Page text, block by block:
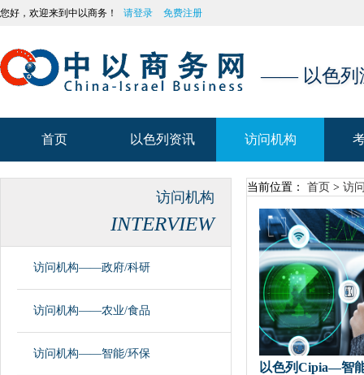
您好，欢迎来到中以商务！ 请登录 免费注册
—— 以色列
首页 以色列资讯 访问机构
访问机构
访问机构
INTERVIEW
访问机构——政府/科研
访问机构——农业/食品
访问机构——智能/环保
当前位置： 首页 > 访
以色列Cipia—智